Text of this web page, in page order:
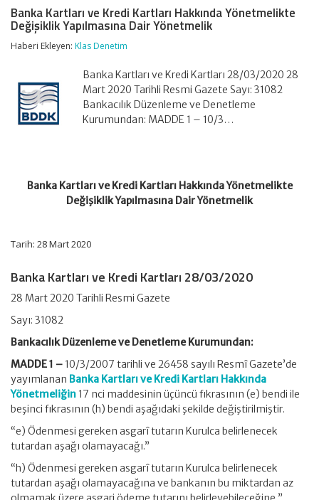
ve
Kredi
Kartları
Hakkında
Değişiklik
Yapılmasına
Yönetmelik
Banka Kartları ve Kredi Kartları Hakkında Yönetmelikte
Değişiklik Yapılmasına Dair Yönetmelik
Haberi Ekleyen: Klas Denetim
Banka Kartları ve Kredi Kartları 28/03/2020 28
Mart 2020 Tarihli Resmi Gazete Sayı: 31082
Bankacılık Düzenleme ve Denetleme
Kurumundan: MADDE 1 – 10/3…
Banka Kartları ve Kredi Kartları Hakkında Yönetmelikte
Değişiklik Yapılmasına Dair Yönetmelik
Tarih: 28 Mart 2020
Banka Kartları ve Kredi Kartları 28/03/2020
28 Mart 2020 Tarihli Resmi Gazete
Sayı: 31082
Bankacılık Düzenleme ve Denetleme Kurumundan:
MADDE 1 – 10/3/2007 tarihli ve 26458 sayılı Resmî Gazete’de
yayımlanan Banka Kartları ve Kredi Kartları Hakkında
Yönetmeliğin 17 nci maddesinin üçüncü fıkrasının (e) bendi ile
beşinci fıkrasının (h) bendi aşağıdaki şekilde değiştirilmiştir.
“e) Ödenmesi gereken asgarî tutarın Kurulca belirlenecek
tutardan aşağı olamayacağı.”
“h) Ödenmesi gereken asgarî tutarın Kurulca belirlenecek
tutardan aşağı olamayacağına ve bankanın bu miktardan az